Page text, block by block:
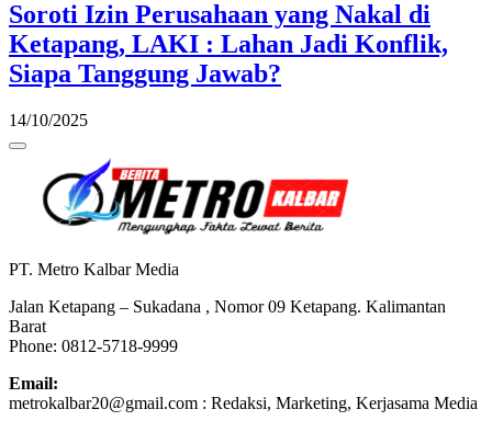
Soroti Izin Perusahaan yang Nakal di
Ketapang, LAKI : Lahan Jadi Konflik,
Siapa Tanggung Jawab?
14/10/2025
PT. Metro Kalbar Media
Jalan Ketapang – Sukadana , Nomor 09 Ketapang. Kalimantan
Barat
Phone: 0812-5718-9999
Email:
metrokalbar20@gmail.com : Redaksi, Marketing, Kerjasama Media